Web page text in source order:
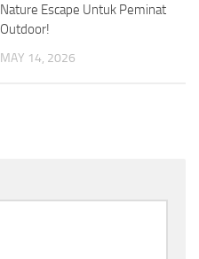
Nature Escape Untuk Peminat
Outdoor!
MAY 14, 2026